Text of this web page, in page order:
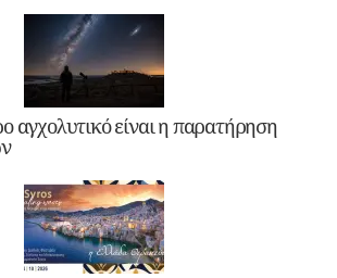
αγχολυτικό είναι η παρατήρηση